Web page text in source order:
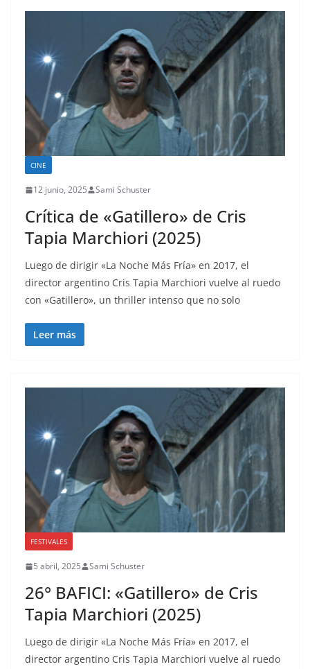
CINE
12 junio, 2025 Sami Schuster
Crítica de «Gatillero» de Cris
Tapia Marchiori (2025)
Luego de dirigir «La Noche Más Fría» en 2017, el
director argentino Cris Tapia Marchiori vuelve al ruedo
con «Gatillero», un thriller intenso que no solo
Leer más
FESTIVALES
5 abril, 2025 Sami Schuster
26° BAFICI: «Gatillero» de Cris
Tapia Marchiori (2025)
Luego de dirigir «La Noche Más Fría» en 2017, el
director argentino Cris Tapia Marchiori vuelve al ruedo